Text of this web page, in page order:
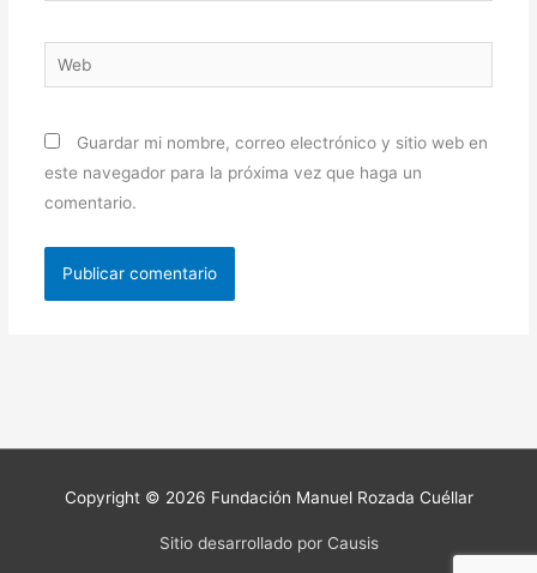
Web
Guardar mi nombre, correo electrónico y sitio web en
este navegador para la próxima vez que haga un
comentario.
Copyright © 2026 Fundación Manuel Rozada Cuéllar
Sitio desarrollado por Causis